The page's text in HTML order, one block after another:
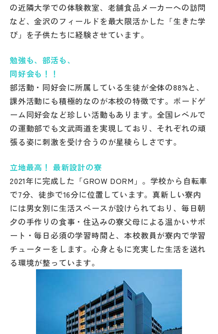
運営会社
の近隣大学での体験教室、老舗食品メーカーへの訪問
など、金沢のフィールドを最大限活かした「生きた学
び」を子供たちに経験させています。
勉強も、部活も、
同好会も！！
部活動・同好会に所属している生徒が全体の88%と、
課外活動にも積極的なのが本校の特徴です。ボードゲ
ーム同好会など珍しい活動もあります。全国レベルで
の運動部でも文武両道を実現しており、それぞれの頑
張る姿に刺激を受け合うのが星稜らしさです。
立地最高！ 最新設計の寮
2021年に完成した「GROW DORM」。学校から自転車
で7分、徒歩で16分に位置しています。真新しい寮内
には男女別に生活スペースが設けられており、毎日朝
夕の手作りの食事・住込みの寮父母による温かいサポ
ート・毎日必須の学習時間と、本校教員が寮内で学習
チューターをします。心身ともに充実した生活を送れ
る環境が整っています。